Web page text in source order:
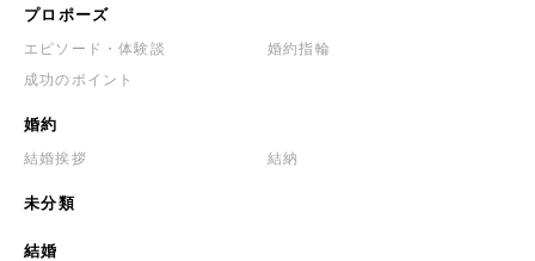
プロポーズ
エピソード・体験談
婚約指輪
成功のポイント
婚約
結婚挨拶 結納
未分類
結婚